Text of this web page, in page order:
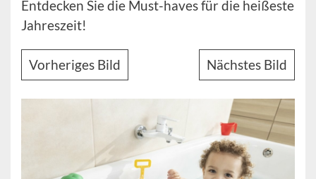
Entdecken Sie die Must-haves für die heißeste
Jahreszeit!
Vorheriges Bild Nächstes Bild